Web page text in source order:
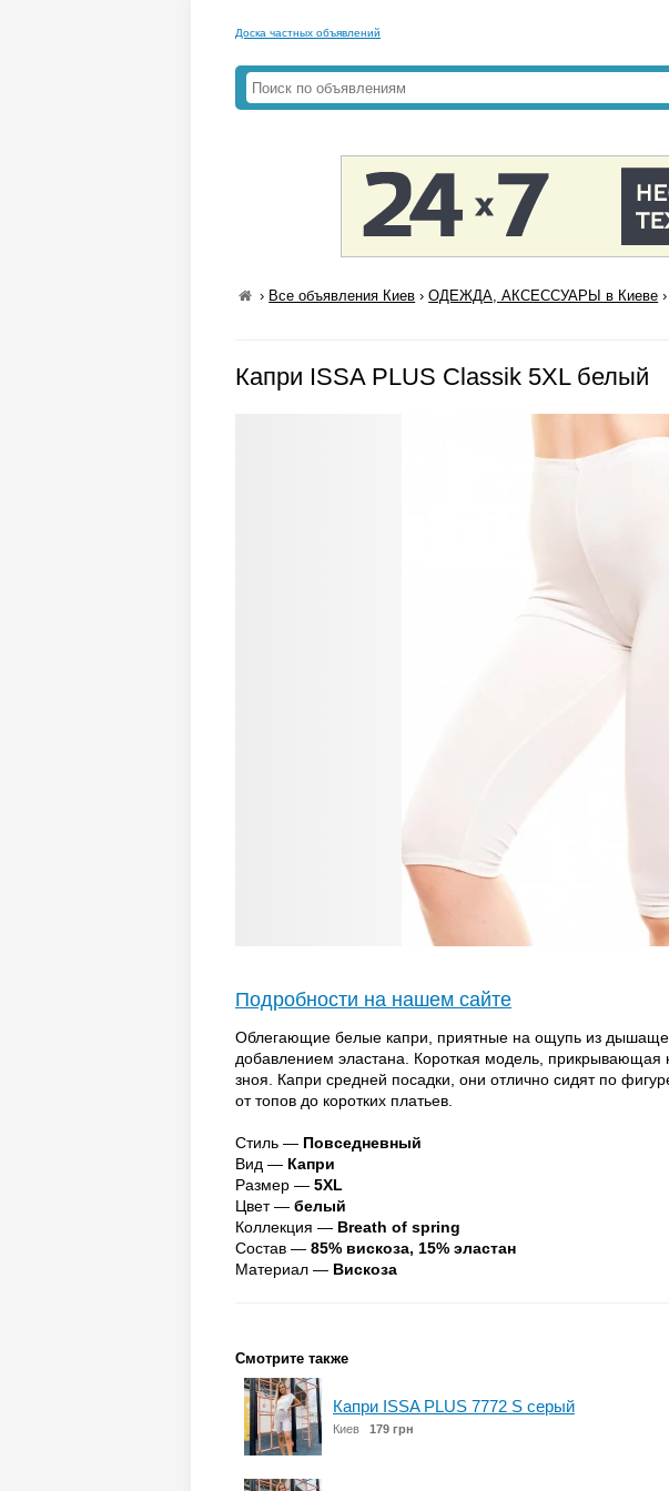
Доска частных объявлений
› Все объявления Киев ›ОДЕЖДА, АКСЕССУАРЫ в Киеве
Капри ISSA PLUS Classik 5XL белый
Подробности на нашем сайте
Облегающие белые капри, приятные на ощупь из
добавлением эластана. Короткая модель, прикрывающая
зноя. Капри средней посадки, они отлично сидят по
от топов до коротких платьев.
Стиль — Повседневный
Вид — Капри
Размер — 5XL
Цвет — белый
Коллекция — Breath of spring
Состав — 85% вискоза, 15% эластан
Материал — Вискоза
Смотрите также
Капри ISSA PLUS 7772 S серый
Киев 179 грн